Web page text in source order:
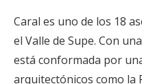
Caral es uno de los 18
el Valle de Supe. Con
está conformada por
arquitectónicos como la